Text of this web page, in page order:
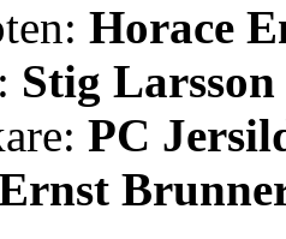
Horace
Stig Larsson
PC